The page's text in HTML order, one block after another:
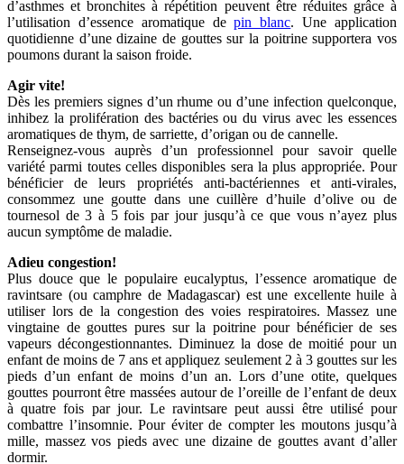
d’asthmes et bronchites à répétition peuvent être réduites grâce à
l’utilisation d’essence aromatique depin blanc. Une application
quotidienne d’une dizaine de gouttes sur la poitrine supportera vos
poumons durant la saison froide.
Agir vite!
Dès les premiers signes d’un rhume ou d’une infection quelconque,
inhibez la prolifération des bactéries ou du virus avec les essences
aromatiques de thym, de sarriette, d’origan ou de cannelle.
Renseignez-vous auprès d’un professionnel pour savoir quelle
variété parmi toutes celles disponibles sera la plus appropriée. Pour
bénéficier de leurs propriétés anti-bactériennes et anti-virales,
consommez une goutte dans une cuillère d’huile d’olive ou de
tournesol de 3 à 5 fois par jour jusqu’à ce que vous n’ayez plus
aucun symptôme de maladie.
Adieu congestion!
Plus douce que le populaire eucalyptus, l’essence aromatique de
ravintsare (ou camphre de Madagascar) est une excellente huile à
utiliser lors de la congestion des voies respiratoires. Massez une
vingtaine de gouttes pures sur la poitrine pour bénéficier de ses
vapeurs décongestionnantes. Diminuez la dose de moitié pour un
enfant de moins de 7 ans et appliquez seulement 2 à 3 gouttes sur les
pieds d’un enfant de moins d’un an. Lors d’une otite, quelques
gouttes pourront être massées autour de l’oreille de l’enfant de deux
à quatre fois par jour. Le ravintsare peut aussi être utilisé pour
combattre l’insomnie. Pour éviter de compter les moutons jusqu’à
mille, massez vos pieds avec une dizaine de gouttes avant d’aller
dormir.